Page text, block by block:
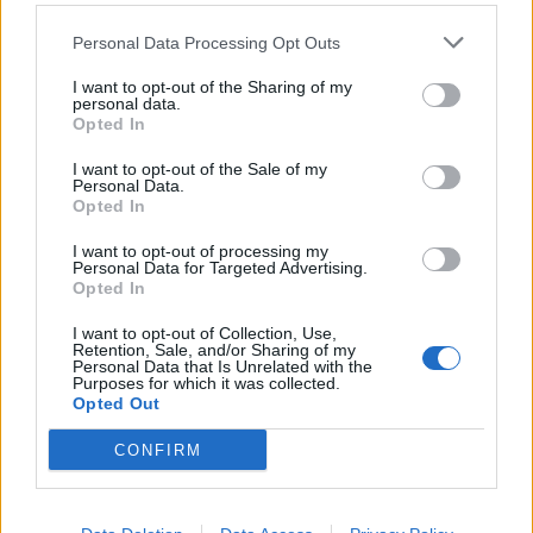
Personal Data Processing Opt Outs
I want to opt-out of the Sharing of my
personal data.
Opted In
I want to opt-out of the Sale of my
Personal Data.
Opted In
I want to opt-out of processing my
Personal Data for Targeted Advertising.
Opted In
I want to opt-out of Collection, Use,
Retention, Sale, and/or Sharing of my
Personal Data that Is Unrelated with the
Purposes for which it was collected.
Opted Out
CONFIRM
Ακολουθήστε το Pink.gr στο
μάθετε πρώτοι τα πιο hot νέα
Ακολουθήστε το Pink.gr και στοInstagram